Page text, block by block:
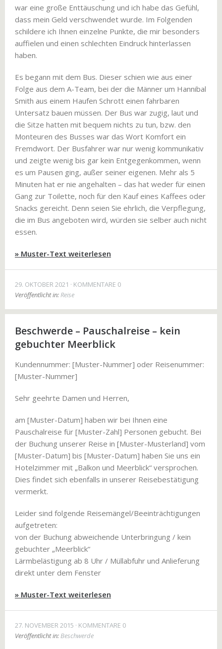
war eine große Enttäuschung und ich habe das Gefühl,
dass mein Geld verschwendet wurde. Im Folgenden
schildere ich Ihnen einzelne Punkte, die mir besonders
auffielen und einen schlechten Eindruck hinterlassen
haben.
Es begann mit dem Bus. Dieser schien wie aus einer
Folge aus dem A-Team, bei der die Männer um Hannibal
Smith aus einem Haufen Schrott einen fahrbaren
Untersatz bauen müssen. Der Bus war zugig, laut und
die Sitze hatten mit bequem nichts zu tun, bzw. den
Monteuren des Busses war das Wort Komfort ein
Fremdwort. Der Busfahrer war nur wenig kommunikativ
und zeigte wenig bis gar kein Entgegenkommen, wenn
es um Pausen ging, außer seiner eigenen. Mehr als 5
Minuten hat er nie angehalten – das hat weder für einen
Gang zur Toilette, noch für den Kauf eines Kaffees oder
Snacks gereicht. Denn seien Sie ehrlich, die Verpflegung,
die im Bus angeboten wird, würden sie selber auch nicht
essen.
» Muster-Text weiterlesen
29. OKTOBER 2021
KOMMENTARE 0
Veröffentlicht in:Reise
Beschwerde – Pauschalreise – kein
gebuchter Meerblick
Kundennummer: [Muster-Nummer] oder Reisenummer:
[Muster-Nummer]
Sehr geehrte Damen und Herren,
am [Muster-Datum] haben wir bei Ihnen eine
Pauschalreise für [Muster-Zahl] Personen gebucht. Bei
der Buchung unserer Reise in [Muster-Musterland] vom
[Muster-Datum] bis [Muster-Datum] haben Sie uns ein
Hotelzimmer mit „Balkon und Meerblick“ versprochen.
Dies findet sich ebenfalls in unserer Reisebestätigung
vermerkt.
Leider sind folgende Reisemängel/Beeinträchtigungen
aufgetreten:
von der Buchung abweichende Unterbringung / kein
gebuchter „Meerblick“
Lärmbelästigung ab 8 Uhr / Müllabfuhr und Anlieferung
direkt unter dem Fenster
» Muster-Text weiterlesen
27. NOVEMBER 2015
KOMMENTARE 0
Veröffentlicht in:Beschwerde